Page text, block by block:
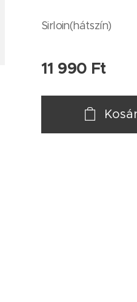
Sirloin(hátszín)
11 990 Ft